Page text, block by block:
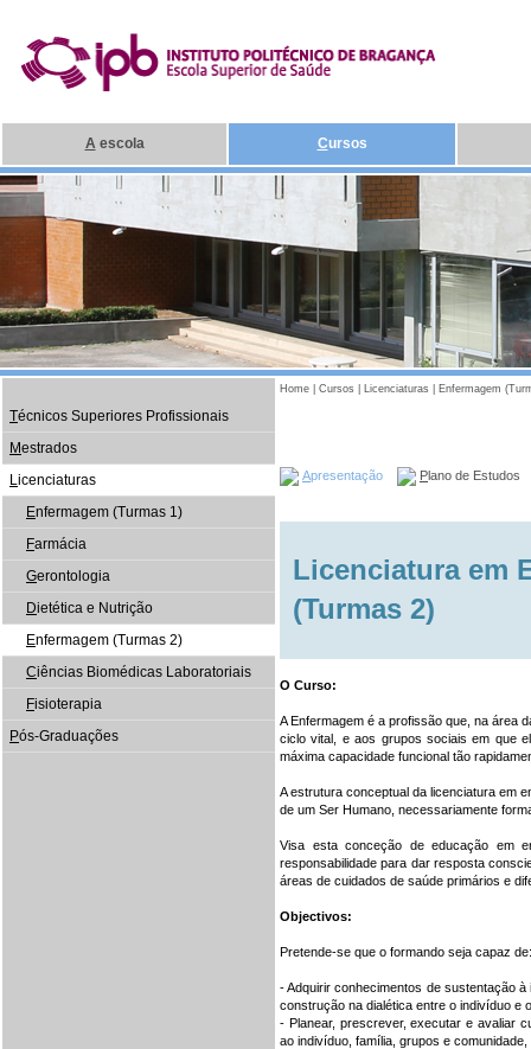
A escola Cursos
Técnicos Superiores Profissionais
Mestrados
Licenciaturas
Enfermagem (Turmas 1)
Farmácia
Gerontologia
Dietética e Nutrição
Enfermagem (Turmas 2)
Ciências Biomédicas Laboratoriais
Fisioterapia
Pós-Graduações
Home Cursos Licenciaturas Enfermagem
Apresentação Plano de Estudos
Licenciatura em
(Turmas 2)
O Curso:
A Enfermagem é a profissão que, na área
ciclo vital, e aos grupos sociais em que
máxima capacidade funcional tão
A estrutura conceptual da licenciatura em
de um Ser Humano, necessariamente
Visa esta conceção de educação em
responsabilidade para dar resposta
áreas de cuidados de saúde primários e
Objectivos:
Pretende-se que o formando seja capaz de:
- Adquirir conhecimentos de sustentação
construção na dialética entre o indivíduo e
- Planear, prescrever, executar e avaliar
ao indivíduo, família, grupos e